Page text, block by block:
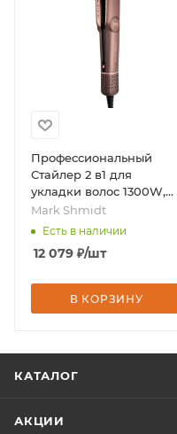
Профессиональный
Стайлер 2 в1 для
укладки волос 1300W,
t=80℃-160℃, бренд -
Mark Shmidt
Mark Shmidt
Есть в наличии
12 079 ₽/шт
В КОРЗИНУ
КАТАЛОГ
АКЦИИ